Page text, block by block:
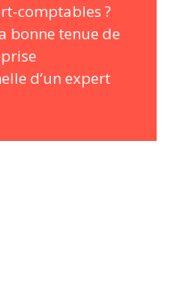
comptables ?
bonne tenue de
d’un expert